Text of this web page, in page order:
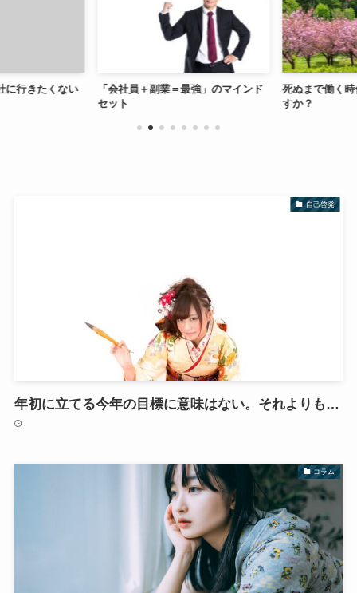
行きたくない
「会社員＋副業＝最強」のマインド
セット
死ぬまで働く時
すか？
自己啓発
年初に立てる今年の目標に意味はない。それよりも…
コラム